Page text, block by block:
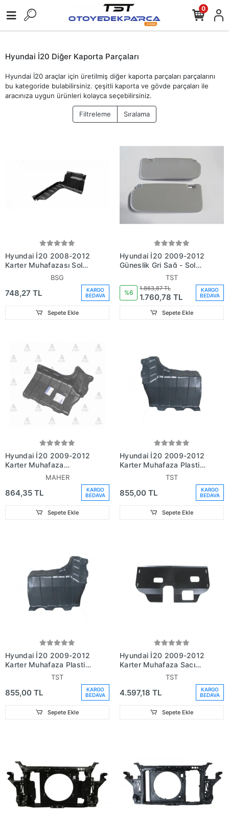
0
Hyundai İ20 Diğer Kaporta Parçaları
Hyundai İ20 araçlar için üretilmiş diğer kaporta parçaları parçalarını
bu kategoride bulabilirsiniz. çeşitli kaporta ve gövde parçaları ile
aracınıza uygun ürünleri kolayca seçebilirsiniz.
Filtreleme Sıralama
Hyundai İ20 2008-2012
Karter Muhafazası Sol
(Oem No: 291301J000)
BSG
748,27 TL
KARGO
BEDAVA
Sepete Ekle
Hyundai İ20 2009-2012
Güneşlik Gri Sağ - Sol
Set 2 Parça (Oem No:
852101J001Om)
TST
%6
1.863,87 TL
1.760,78 TL
KARGO
BEDAVA
Sepete Ekle
Hyundai İ20 2009-2012
Karter Muhafaza
Plasatiği Sağ (Oem No:
MAHER
864,35 TL
KARGO
BEDAVA
Sepete Ekle
Hyundai İ20 2009-2012
Karter Muhafaza Plastiği
TST
855,00 TL
KARGO
BEDAVA
Sepete Ekle
Hyundai İ20 2009-2012
Karter Muhafaza Plastiği
TST
855,00 TL
KARGO
BEDAVA
Sepete Ekle
Hyundai İ20 2009-2012
Karter Muhafaza Sacı
(Metal) Oem No: ()
TST
4.597,18 TL
KARGO
BEDAVA
Sepete Ekle